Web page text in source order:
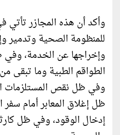
وأكد أن هذه المجازر
للمنظومة الصحية وتدمير
وإخراجها عن الخدمة،
الطواقم الطبية وما تبقى
وفي ظل نقص المستلزمات
ظل إغلاق المعابر أمام
إدخال الوقود، وفي ظل